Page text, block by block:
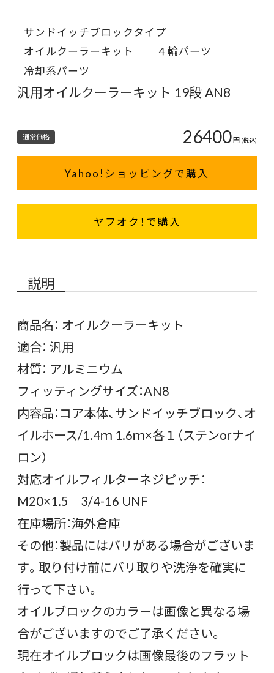
サンドイッチブロックタイプ
オイルクーラーキット
４輪パーツ
冷却系パーツ
汎用オイルクーラーキット 19段 AN8
通常価格 26400円 (税込)
Yahoo!ショッピングで購入
ヤフオク！で購入
説明
商品名： オイルクーラーキット
適合： 汎用
材質： アルミニウム
フィッティングサイズ：AN8
内容品：コア本体、サンドイッチブロック、オ
イルホース/1.4ｍ 1.6ｍ×各１（ステンorナイ
ロン）
対応オイルフィルターネジピッチ：
M20×1.5 3/4-16 UNF
在庫場所：海外倉庫
その他：製品にはバリがある場合がございま
す。取り付け前にバリ取りや洗浄を確実に
行って下さい。
オイルブロックのカラーは画像と異なる場
合がございますのでご了承ください。
現在オイルブロックは画像最後のフラット